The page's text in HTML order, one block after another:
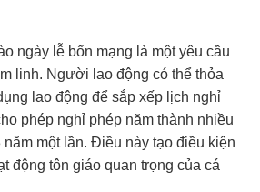
ngày lễ bổn mạng là một yêu cầu
linh. Người lao động có thể thỏa
lao động để sắp xếp lịch nghỉ
phép nghỉ phép năm thành nhiều
năm một lần. Điều này tạo điều kiện
động tôn giáo quan trọng của cá